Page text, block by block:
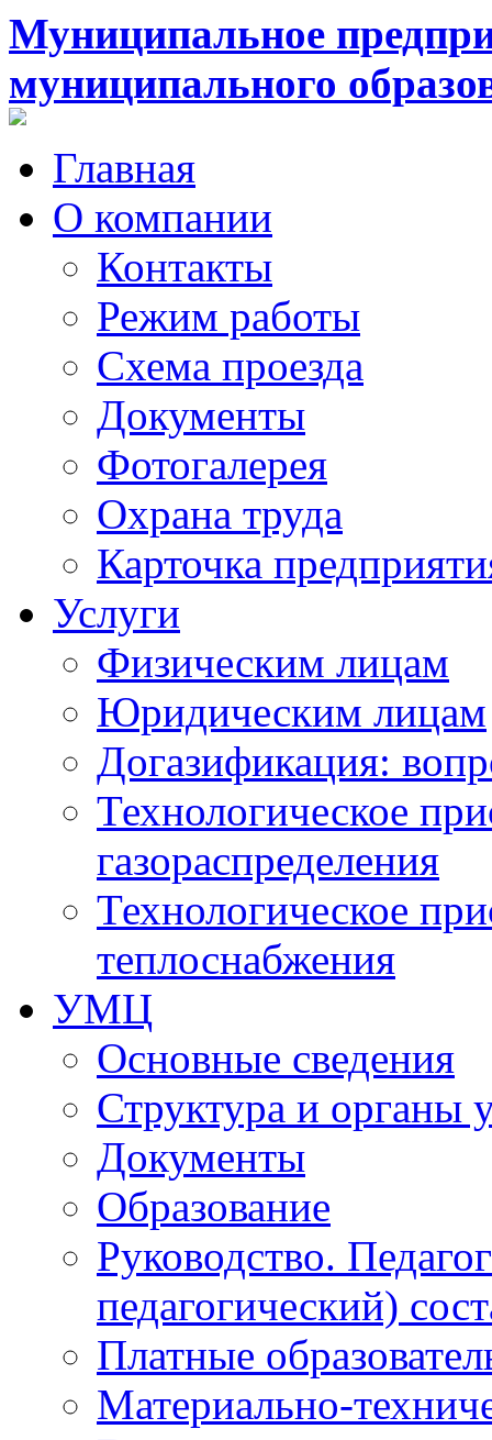
Муниципальное
муниципального
Главная
О компании
Контакты
Режим работы
Схема проезда
Документы
Фотогалерея
Охрана труда
Карточка
Услуги
Физическим лицам
Юридическим лицам
Догазификация:
Технологическое
газораспределения
Технологическое
теплоснабжения
УМЦ
Основные сведения
Структура и органы
Документы
Образование
Руководство.
педагогический)
Платные
Материально-